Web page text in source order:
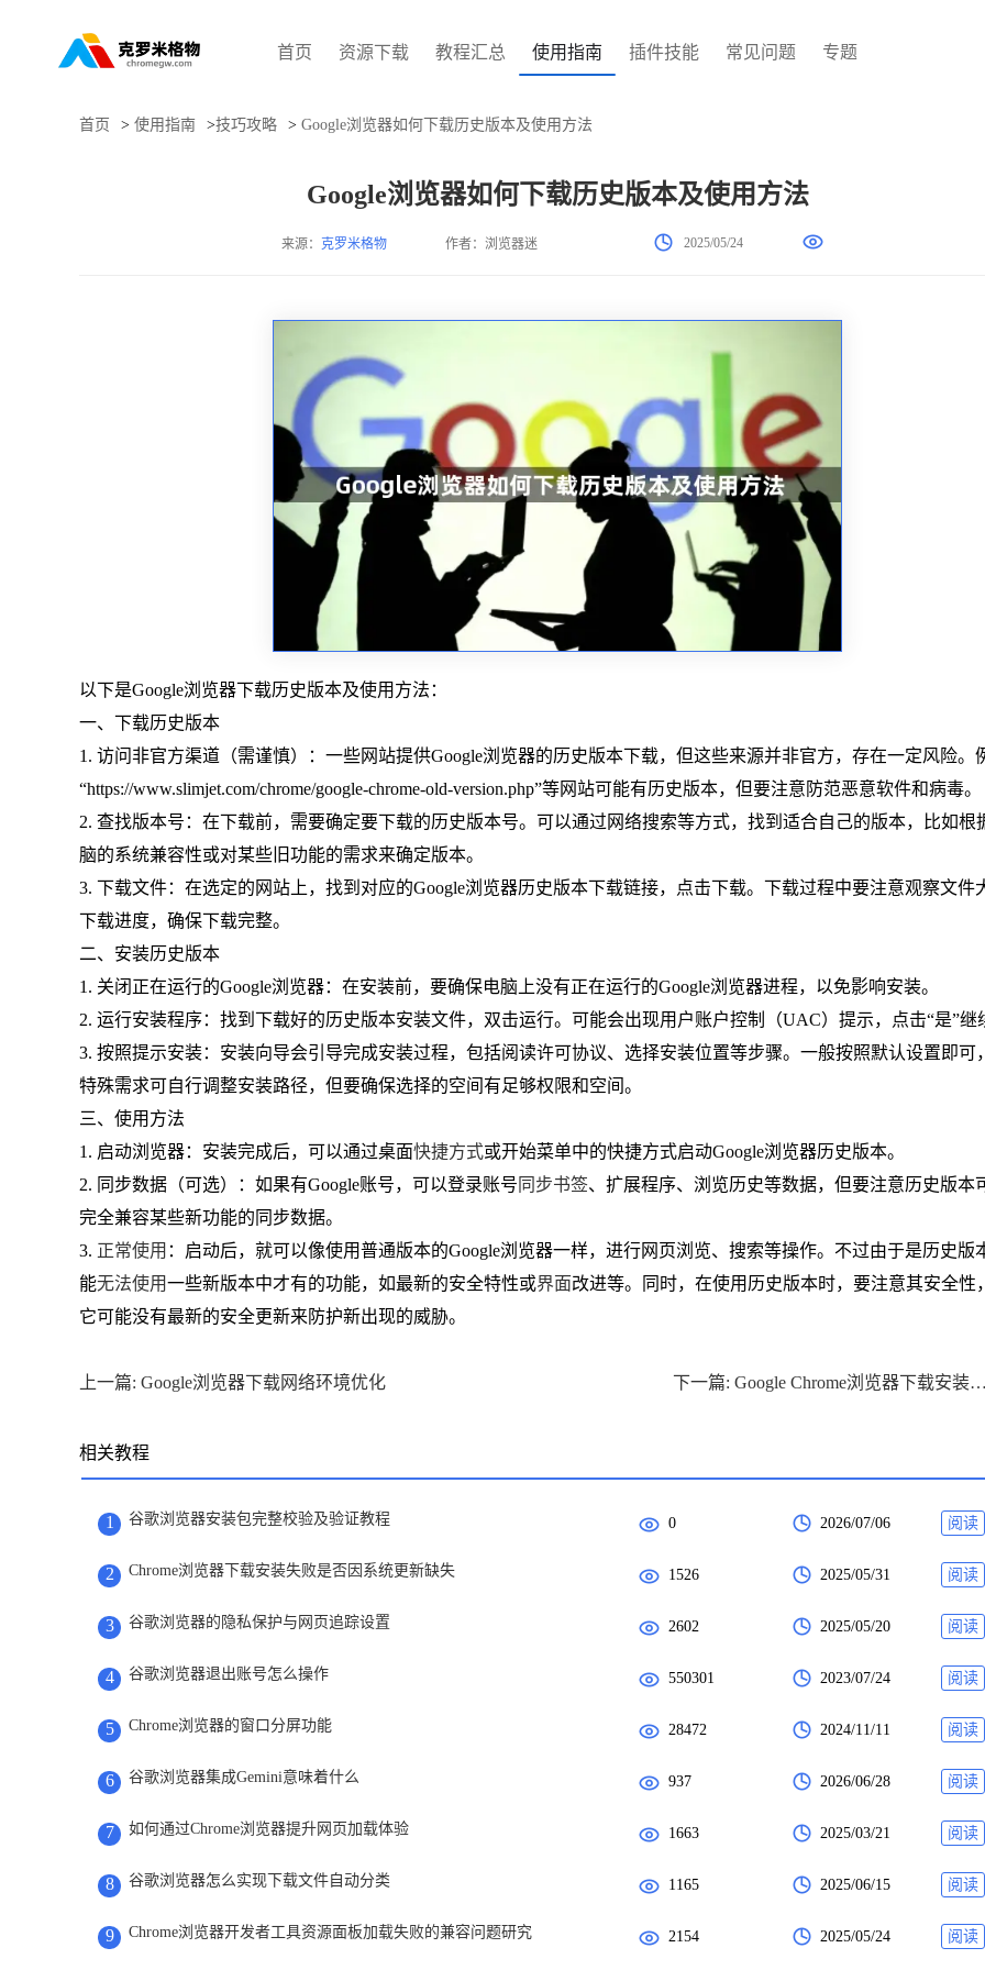
首页 资源下载 教程汇总 使用指南 插件技能 常见问题 专题
首页 > 使用指南 >技巧攻略 > Google浏览器如何下载历史版本及使用方法
Google浏览器如何下载历史版本及使用方法
来源： 克罗米格物 作者：浏览器迷 2025/05/24
以下是Google浏览器下载历史版本及使用方法：
一、下载历史版本
1. 访问非官方渠道（需谨慎）：一些网站提供Google浏览器的历史版本下载，但这些来源并非官方，存在一定风险。
“https://www.slimjet.com/chrome/google-chrome-old-version.php”等网站可能有历史版本，但要注意防范恶意软件和病毒。
2. 查找版本号：在下载前，需要确定要下载的历史版本号。可以通过网络搜索等方式，找到适合自己的版本，比如根
脑的系统兼容性或对某些旧功能的需求来确定版本。
3. 下载文件：在选定的网站上，找到对应的Google浏览器历史版本下载链接，点击下载。下载过程中要注意观察文件
下载进度，确保下载完整。
二、安装历史版本
1. 关闭正在运行的Google浏览器：在安装前，要确保电脑上没有正在运行的Google浏览器进程，以免影响安装。
2. 运行安装程序：找到下载好的历史版本安装文件，双击运行。可能会出现用户账户控制（UAC）提示，点击“是”继
3. 按照提示安装：安装向导会引导完成安装过程，包括阅读许可协议、选择安装位置等步骤。一般按照默认设置即可
特殊需求可自行调整安装路径，但要确保选择的空间有足够权限和空间。
三、使用方法
1. 启动浏览器：安装完成后，可以通过桌面快捷方式或开始菜单中的快捷方式启动Google浏览器历史版本。
2. 同步数据（可选）：如果有Google账号，可以登录账号 同步书签、扩展程序、浏览历史等数据，但要注意历史版本
完全兼容某些新功能的同步数据。
3. 正常使用 ：启动后，就可以像使用普通版本的Google浏览器一样，进行网页浏览、搜索等操作。不过由于是历史版
能无法使用一些新版本中才有的功能，如最新的安全特性或界面改进等。同时，在使用历史版本时，要注意其安全性
它可能没有最新的安全更新来防护新出现的威胁。
上一篇: Google浏览器下载网络环境优化 下一篇: Google Chrome浏览器下载安装包完整性保护技术
相关教程
1 谷歌浏览器安装包完整校验及验证教程 0 2026/07/06 阅读
2 Chrome浏览器下载安装失败是否因系统更新缺失 1526 2025/05/31 阅读
3 谷歌浏览器的隐私保护与网页追踪设置 2602 2025/05/20 阅读
4 谷歌浏览器退出账号怎么操作 550301 2023/07/24 阅读
5 Chrome浏览器的窗口分屏功能 28472 2024/11/11 阅读
6 谷歌浏览器集成Gemini意味着什么 937 2026/06/28 阅读
7 如何通过Chrome浏览器提升网页加载体验 1663 2025/03/21 阅读
8 谷歌浏览器怎么实现下载文件自动分类 1165 2025/06/15 阅读
9 Chrome浏览器开发者工具资源面板加载失败的兼容问题研究 2154 2025/05/24 阅读